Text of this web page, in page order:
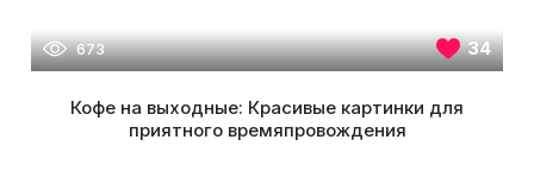
673 34
Кофе на выходные: Красивые картинки для
приятного времяпровождения